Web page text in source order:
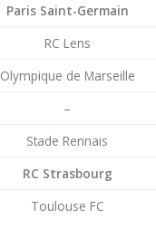
Paris Saint-Germain
RC Lens
Olympique de Marseille
–
Stade Rennais
RC Strasbourg
Toulouse FC